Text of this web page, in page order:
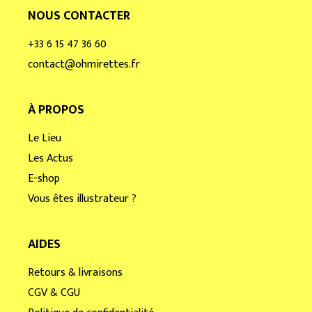
NOUS CONTACTER
+33 6 15 47 36 60
contact@ohmirettes.fr
À PROPOS
Le Lieu
Les Actus
E-shop
Vous êtes illustrateur ?
AIDES
Retours & livraisons
CGV & CGU